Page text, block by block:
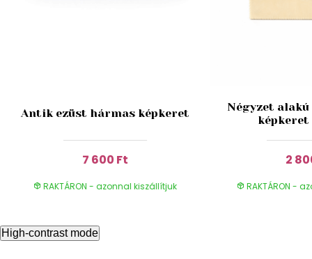
Antik ezüst hármas képkeret
7 600 Ft
RAKTÁRON - azonnal kiszállítjuk
Négyzet
képkeret
2
RAKTÁRON -
High-contrast mode